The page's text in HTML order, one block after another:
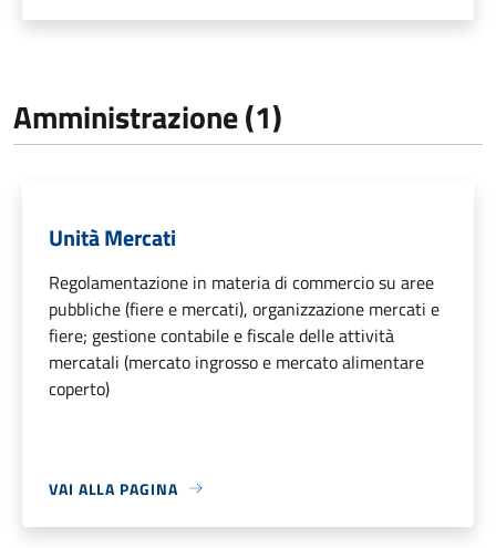
Amministrazione (1)
Unità Mercati
Regolamentazione in materia di commercio su aree
pubbliche (fiere e mercati), organizzazione mercati e
fiere; gestione contabile e fiscale delle attività
mercatali (mercato ingrosso e mercato alimentare
coperto)
VAI ALLA PAGINA